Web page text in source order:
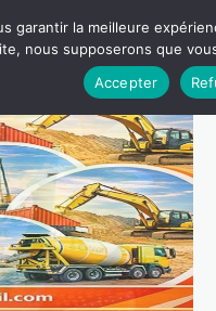
garantir la meilleure
nous supposerons que
Accepter